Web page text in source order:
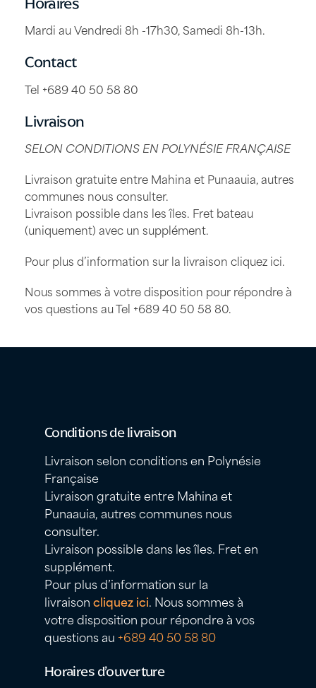
Mardi au Vendredi 8h -17h30, Samedi 8h-13h.
Contact
Tel +689 40 50 58 80
Livraison
SELON CONDITIONS EN POLYNÉSIE FRANÇAISE
Livraison gratuite entre Mahina et Punaauia, autres
communes nous consulter.
Livraison possible dans les îles. Fret bateau
(uniquement) avec un supplément.
Pour plus d’information sur la livraisoncliquez ici.
Nous sommes à votre disposition pour répondre à
vos questions au Tel +689 40 50 58 80.
Conditions de livraison
Livraison selon conditions en Polynésie
Française
Livraison gratuite entre Mahina et
Punaauia, autres communes nous
consulter.
Livraison possible dans les îles. Fret en
supplément.
Pour plus d’information sur la
livraisoncliquez ici. Nous sommes à
votre disposition pour répondre à vos
questions au +689 40 50 58 80
Horaires d’ouverture